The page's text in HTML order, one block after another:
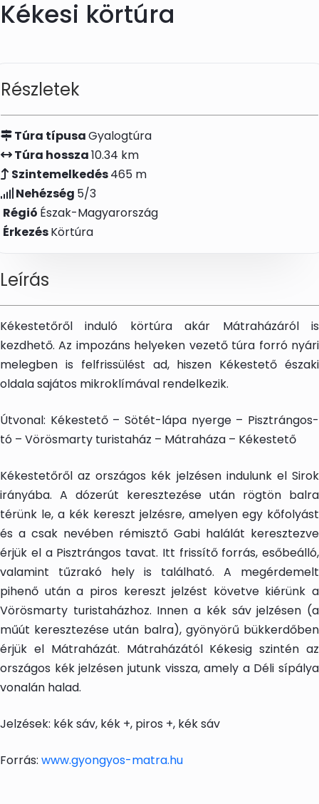
Skip to main content
Kékesi körtúra
Részletek
Túra típusaGyalogtúra
Túra hossza10.34 km
Szintemelkedés465 m
Nehézség 5/3
Régió Észak-Magyarország
ÉrkezésKörtúra
Leírás
Kékestetőről induló körtúra akár Mátraházáról is
kezdhető. Az impozáns helyeken vezető túra forró nyári
melegben is felfrissülést ad, hiszen Kékestető északi
oldala sajátos mikroklímával rendelkezik.
Útvonal: Kékestető – Sötét-lápa nyerge – Pisztrángos-
tó – Vörösmarty turistaház – Mátraháza – Kékestető
Kékestetőről az országos kék jelzésen indulunk el Sirok
irányába. A dózerút keresztezése után rögtön balra
térünk le, a kék kereszt jelzésre, amelyen egy kőfolyást
és a csak nevében rémisztő Gabi halálát keresztezve
érjük el a Pisztrángos tavat. Itt frissítő forrás, esőbeálló,
valamint tűzrakó hely is található. A megérdemelt
pihenő után a piros kereszt jelzést követve kiérünk a
Vörösmarty turistaházhoz. Innen a kék sáv jelzésen (a
műút keresztezése után balra), gyönyörű bükkerdőben
érjük el Mátraházát. Mátraházától Kékesig szintén az
országos kék jelzésen jutunk vissza, amely a Déli sípálya
vonalán halad.
Jelzések: kék sáv, kék +, piros +, kék sáv
Forrás: www.gyongyos-matra.hu